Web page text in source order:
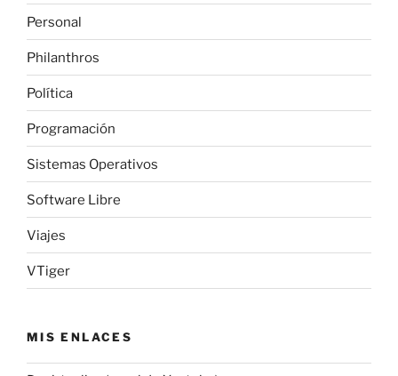
Personal
Philanthros
Política
Programación
Sistemas Operativos
Software Libre
Viajes
VTiger
MIS ENLACES